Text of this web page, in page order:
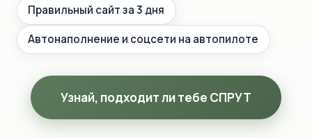
Правильный сайт за 3 дня
Автонаполнение и соцсети на автопилоте
Узнай, подходит ли тебе СПРУТ